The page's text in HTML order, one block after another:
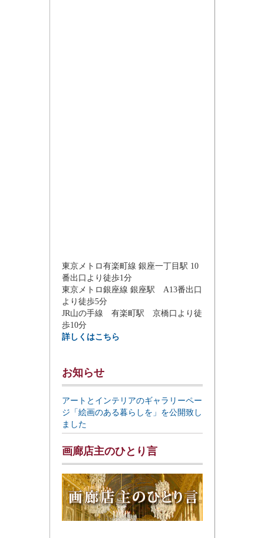
東京メトロ有楽町線 銀座一丁目駅 10
番出口より徒歩1分
東京メトロ銀座線 銀座駅 A13番出口
より徒歩5分
JR山の手線 有楽町駅 京橋口より徒
歩10分
詳しくはこちら
お知らせ
アートとインテリアのギャラリーペー
ジ「絵画のある暮らしを」を公開致し
ました
画廊店主のひとり言